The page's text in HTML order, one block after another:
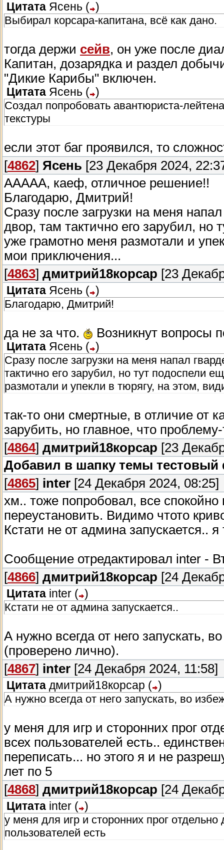
Цитата Ясень ( )
Выбирал корсара-капитана, всё как дано.
тогда держи сейв, он уже после
Капитан, дозарядка и раздел
"Дикие Карибы" включен.
Цитата Ясень ( )
Создал попробовать авантюриста-
текстуры
если этот баг проявился, то
[4862] Ясень [23 Декабря 2024,
ААААА, каеф, отличное решение!!
Благодарю, Дмитрий!
Сразу после загрузки на меня
двор, там тактично его зарубил,
уже грамотно меня размотали и
мои приключения...
[4863] дмитрий18корсар [23
Цитата Ясень ( )
Благодарю, Дмитрий!
да не за что. Возникнут вопросы
Цитата Ясень ( )
Сразу после загрузки на меня напал
тактично его зарубил, но тут подоспели
размотали и упекли в тюрягу, на этом,
так-то они смертные, в отличие от
зарубить, но главное, что
[4864] дмитрий18корсар [23
Добавил в шапку темы тестовый
[4865] inter [24 Декабря 2024, 08:25]
хм.. тоже попробовал, все
переустановить. Видимо чтото
Кстати не от админа запускается..
Сообщение отредактировал inter -
[4866] дмитрий18корсар [24
Цитата inter ( )
Кстати не от админа запускается..
А нужно всегда от него запускать,
(проверено лично).
[4867] inter [24 Декабря 2024, 11:58]
Цитата дмитрий18корсар ( )
А нужно всегда от него запускать, во
у меня для игр и сторонних прог
всех пользователей есть..
переписать... но этого я и не
лет по 5
[4868] дмитрий18корсар [24
Цитата inter ( )
у меня для игр и сторонних прог
пользователей есть